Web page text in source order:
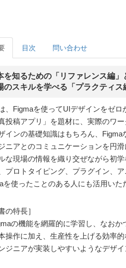
目次 問い合わせ
を知るための「リファレンス編」
のスキルを学べる「プラクティス
、Figmaを使ってUIデザインをゼロ
真投稿アプリ」を題材に、実際のワ
インの基礎知識はもちろん、
ニアとのコミュニケーションを円滑
な現場の情報を織り交ぜながら初
プロトタイピング、プラグイン、
を使ったことのある人にも活用いた
の特長］
の機能を網羅的に学習し、なおか
操作に加え、生産性を上げる効率
ジニアが実装しやすいようなデザ